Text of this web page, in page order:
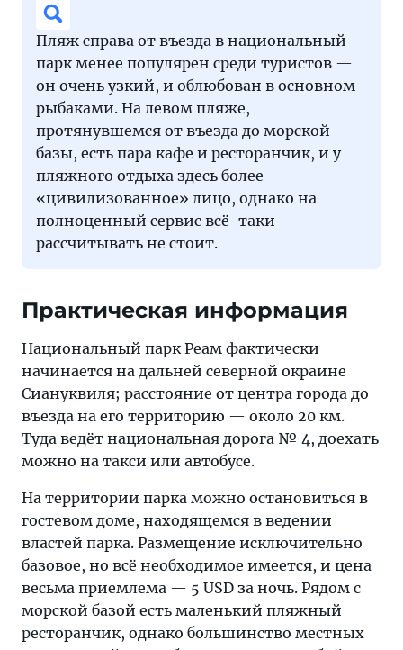
Пляж справа от въезда в национальный
парк менее популярен среди туристов —
он очень узкий, и облюбован в основном
рыбаками. На левом пляже,
протянувшемся от въезда до морской
базы, есть пара кафе и ресторанчик, и у
пляжного отдыха здесь более
«цивилизованное» лицо, однако на
полноценный сервис всё-таки
рассчитывать не стоит.
Практическая информация
Национальный парк Реам фактически
начинается на дальней северной окраине
Сиануквиля; расстояние от центра города до
въезда на его территорию — около 20 км.
Туда ведёт национальная дорога № 4, доехать
можно на такси или автобусе.
На территории парка можно остановиться в
гостевом доме, находящемся в ведении
властей парка. Размещение исключительно
базовое, но всё необходимое имеется, и цена
весьма приемлема — 5 USD за ночь. Рядом с
морской базой есть маленький пляжный
ресторанчик, однако большинство местных